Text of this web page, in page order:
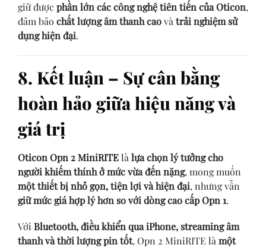
giữ được phần lớn các công nghệ tiên tiến của Oticon,
đảm bảo chất lượng âm thanh caovàtrải nghiệm sử
dụng hiện đại.
8. Kết luận – Sự cân bằng
hoàn hảo giữa hiệu năng và
giá trị
Oticon Opn 2 MiniRITElà lựa chọn lý tưởng cho
người khiếm thính ở mức vừa đến nặng, mong muốn
một thiết bị nhỏ gọn, tiện lợi và hiện đại, nhưng vẫn
giữ mức giá hợp lý hơn so với dòng cao cấp Opn 1.
VớiBluetooth, điều khiển qua iPhone, streaming âm
thanh và thời lượng pin tốt, Opn 2 MiniRITE làmột